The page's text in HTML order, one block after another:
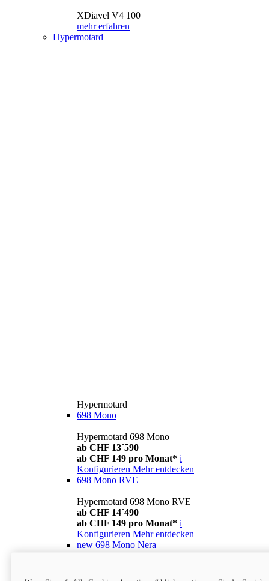
XDiavel V4 100
mehr erfahren
Hypermotard
Hypermotard
698 Mono
Hypermotard 698 Mono
ab CHF 13´590
ab CHF 149 pro Monat* i
Konfigurieren Mehr entdecken
698 Mono RVE
Hypermotard 698 Mono RVE
ab CHF 14´490
ab CHF 149 pro Monat* i
Konfigurieren Mehr entdecken
new 698 Mono Nera
ab CHF 13´990